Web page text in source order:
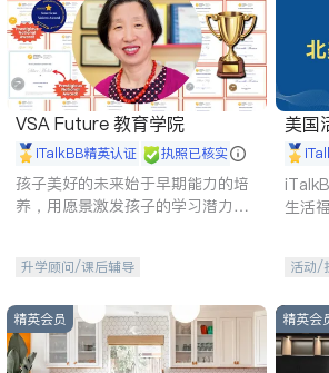
VSA Future 教育学院
iTalkBB精英认证 执照已核实
孩子美好的未来始于早期能力的培
养，用愿景激发孩子的学习潜力和
升学顾问/课后辅导
美国
生活
活动/
精英会员 精英会